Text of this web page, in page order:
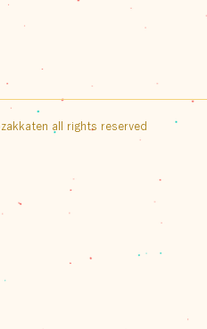
all rights reserved